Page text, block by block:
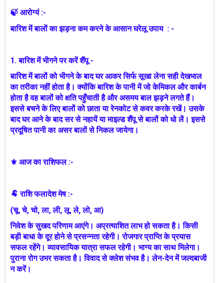
🍃 आरोग्यं :-
बारिश में बालों का झड़ना कम करने के आसान घरेलू उपाय : -
1. बारिश में भीगने पर करें शैंपू -
बारिश में बालों को भीगने के बाद घर आकर सिर्फ सूखा लेना सही देखभाल
का तरीका नहीं होता है। क्योंकि बारिश के पानी में जो केमिकल और कार्बन
होता है वह बालों को क्षति पहुँचाती है और असमय बाल झड़ने लगते हैं।
इससे बचने के लिए बालों को छाता या रेनकोट से कवर करके रखें। उसके
बाद घर आने के बाद सर से नहायें या माइल्ड शैंपू से बालों को धो लें। इससे
प्रदूषित पानी का असर बालों से निकल जायेगा।
⚜ आज का राशिफल :-
🐏 राशि फलादेश मेष :-
(चू, चे, चो, ला, ली, लू, ले, लो, आ)
निवेश के सुखद परिणाम आएंगे। अप्रत्याशित लाभ हो सकता है। किसी
बड़ी बाधा के दूर होने से प्रसन्नता रहेगी। रोजगार प्राप्ति के प्रयास
सफल रहेंगे। व्यावसायिक यात्रा सफल रहेगी। भाग्य का साथ मिलेगा।
पुराना रोग उभर सकता है। विवाद से क्लेश संभव है। लेन-देन में जल्दबाजी
न करें।